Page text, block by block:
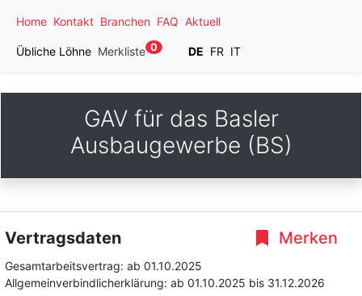
Home Kontakt Branchen FAQ Aktuell
Übliche Löhne Merkliste 0 DE FR IT
GAV für das Basler
Ausbaugewerbe (BS)
Merken
Vertragsdaten
Gesamtarbeitsvertrag: ab 01.10.2025
Allgemeinverbindlicherklärung: ab 01.10.2025 bis 31.12.2026